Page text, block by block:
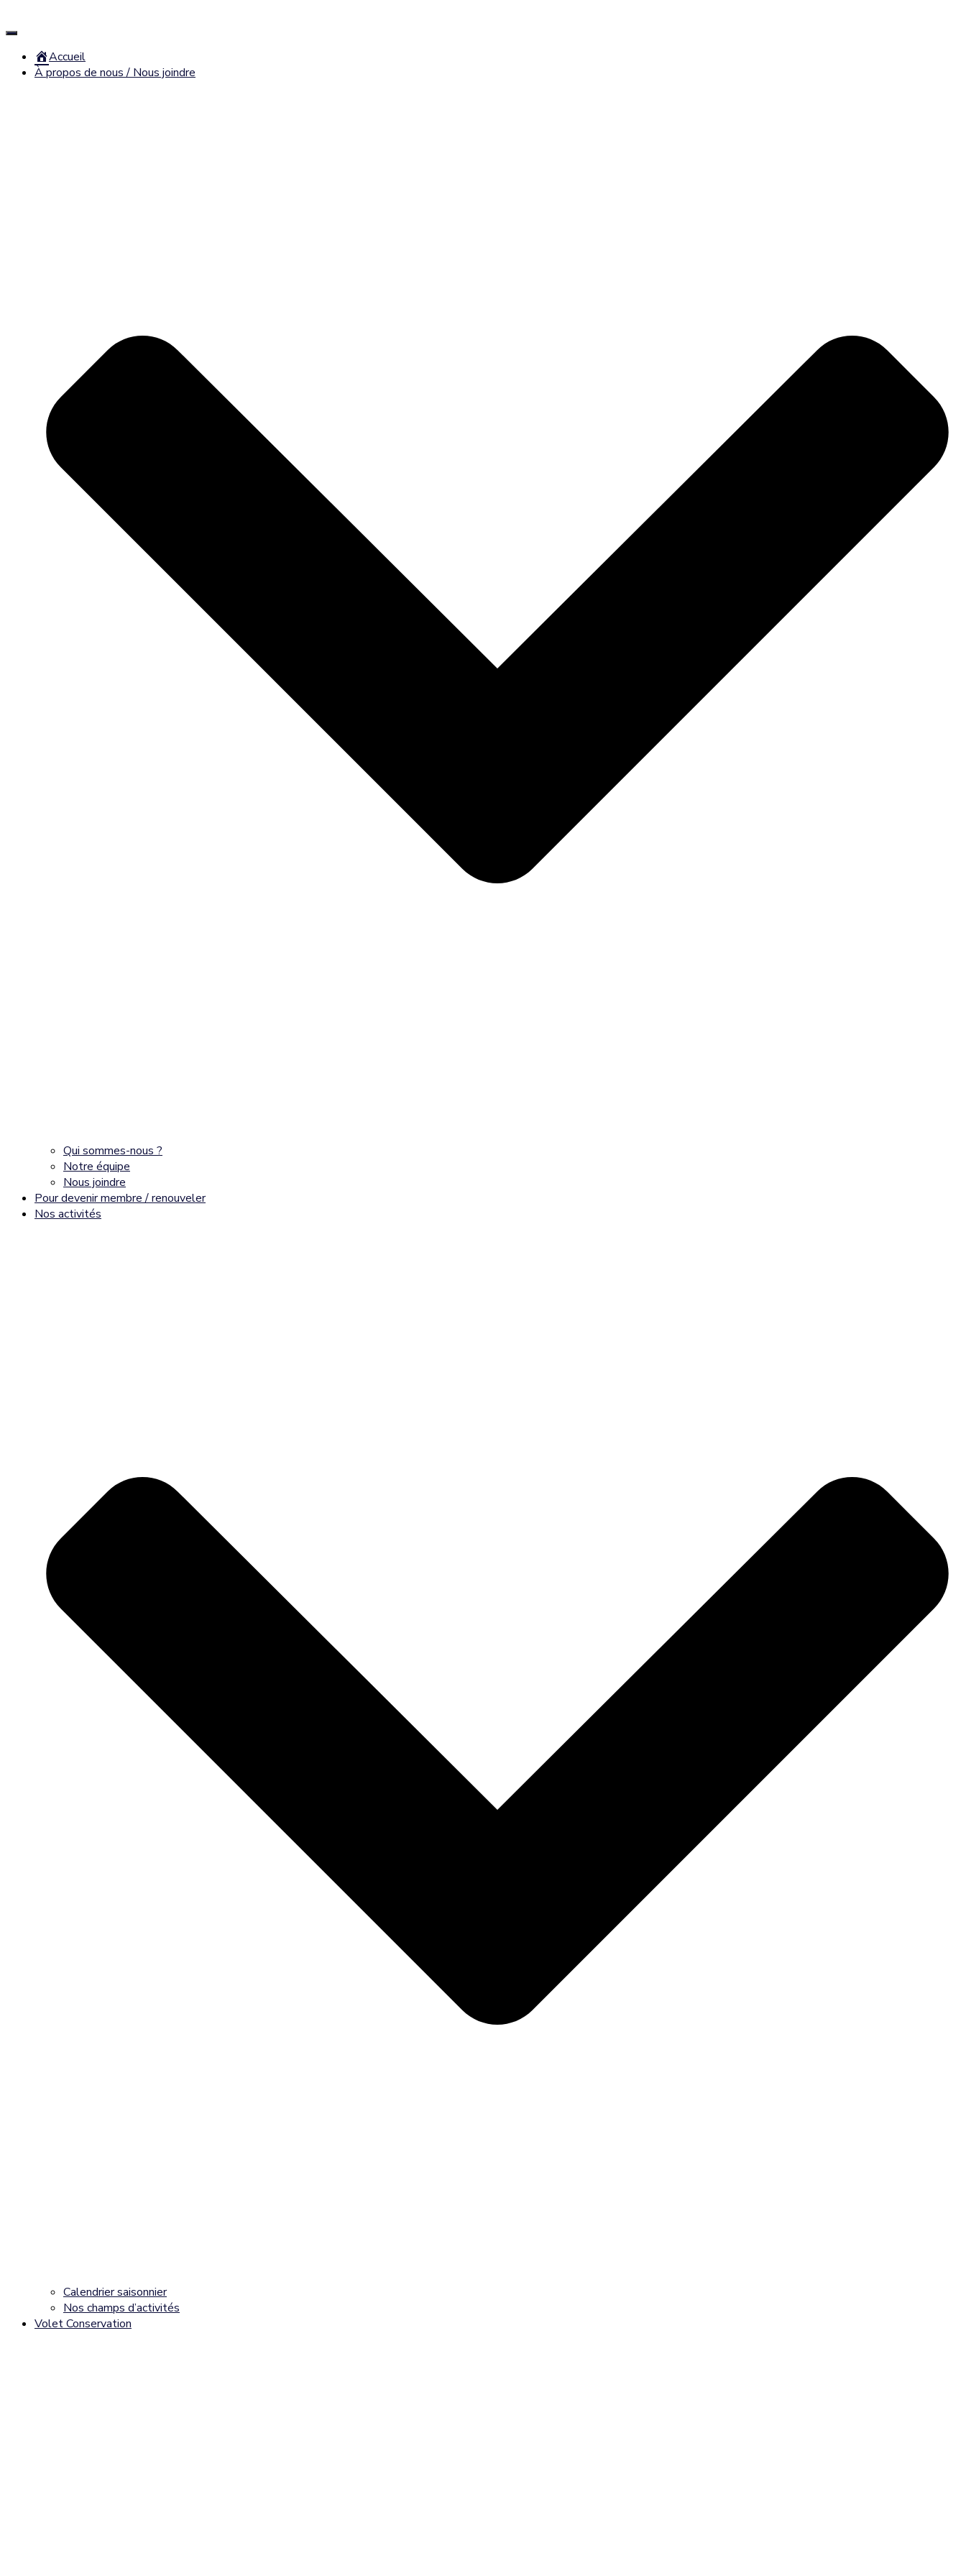
Déplier
navigationAccueil
À propos de nous / Nous joindre
Qui sommes-nous ?
Notre équipe
Nous joindre
Pour devenir membre / renouveler
Nos activités
Calendrier saisonnier
Nos champs d’activités
Volet Conservation